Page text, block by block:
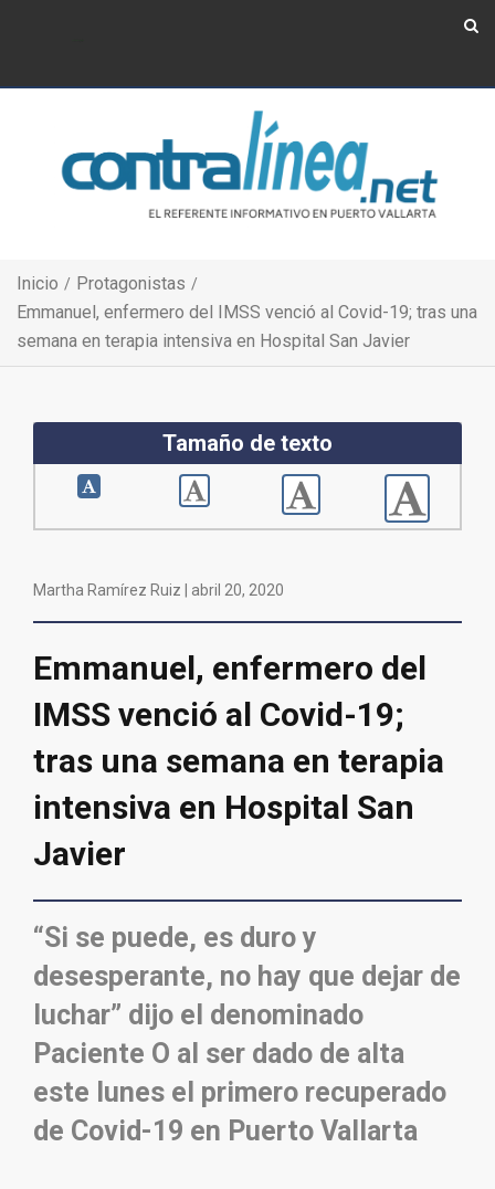
Inicio
Protagonistas
Emmanuel, enfermero del IMSS venció al Covid-19; tras una
semana en terapia intensiva en Hospital San Javier
Tamaño de texto
Martha Ramírez Ruiz | abril 20, 2020
Emmanuel, enfermero del
IMSS venció al Covid-19;
tras una semana en terapia
intensiva en Hospital San
Javier
“Si se puede, es duro y
desesperante, no hay que dejar de
luchar” dijo el denominado
Paciente O al ser dado de alta
este lunes el primero recuperado
de Covid-19 en Puerto Vallarta